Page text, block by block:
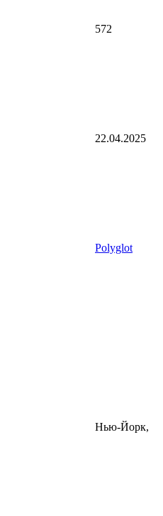
572
22.04.2025
Polyglot
Нью-Йорк,